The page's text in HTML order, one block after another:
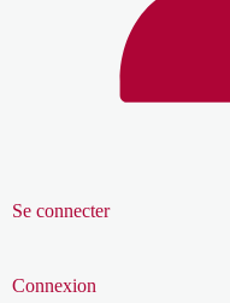
Se connecter
Connexion